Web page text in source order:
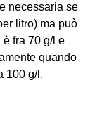
necessaria se
litro) ma può
fra 70 g/l e
quando
100 g/l.